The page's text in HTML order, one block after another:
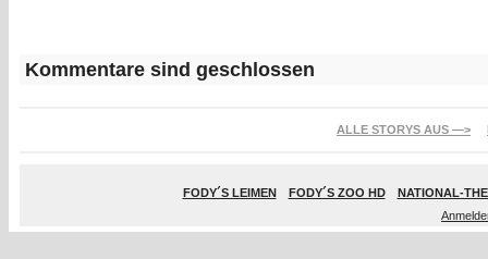
Kommentare sind geschlossen
ALLE STORYS AUS —>
FODY´S LEIMEN FODY´S ZOO HD
NATIONAL-